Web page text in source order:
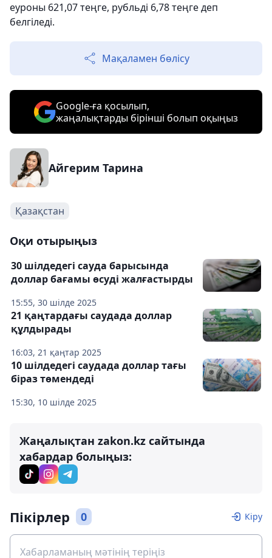
еуроны 621,07 теңге, рубльді 6,78 теңге деп
белгіледі.
Мақаламен бөлісу
Google-ға қосылып,
жаңалықтарды бірінші болып оқыңыз
Айгерим Тарина
Қазақстан
Оқи отырыңыз
15:55, 30 шілде 2025
30 шілдедегі сауда барысында
доллар бағамы өсуді жалғастырды
16:03, 21 қаңтар 2025
21 қаңтардағы саудада доллар
құлдырады
15:30, 10 шілде 2025
10 шілдедегі саудада доллар тағы
біраз төмендеді
Жаңалықтан zakon.kz сайтында
хабардар болыңыз:
Пікірлер 0 Кіру